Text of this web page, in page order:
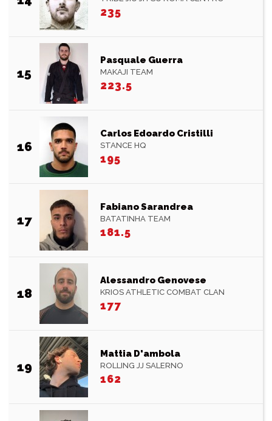
235
15
Pasquale Guerra
MAKAJI TEAM
223.5
16
Carlos Edoardo Cristilli
STANCE HQ
195
17
Fabiano Sarandrea
BATATINHA TEAM
181.5
18
Alessandro Genovese
KRIOS ATHLETIC COMBAT CLAN
177
19
Mattia D'ambola
ROLLING JJ SALERNO
162